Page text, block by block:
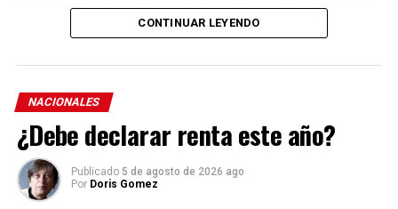
la brecha que existe entre el precio que el mercado
reconoce del valor fundamental de nuestra
El programa, se apoya en la hoja de ruta que la
organización ha trazado y recorrido durante la última
década para simplificar su estructura, en enfocar su
portafolio, fortalecer su balance, rotar capital y hacer
más visible el valor de sus activos.
CONTINUAR LEYENDO
NACIONALES
¿Debe declarar renta este año?
Publicado 5 de agosto de 2026 ago
Por Doris Gomez